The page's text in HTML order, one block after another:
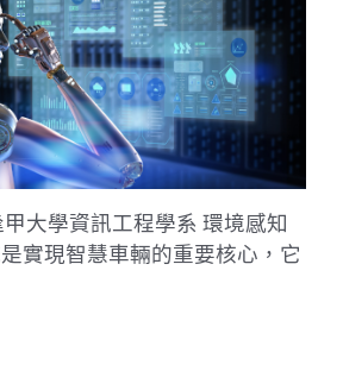
大學資訊工程學系 環境感知
實現智慧車輛的重要核心，它